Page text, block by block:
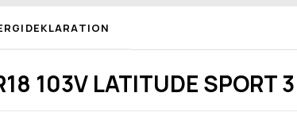
103V LATITUDE SPORT